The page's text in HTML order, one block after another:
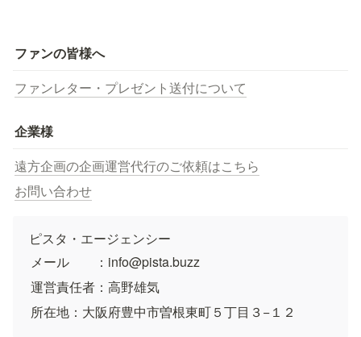
ファンの皆様へ
ファンレター・プレゼント送付について
企業様
遠方企画の企画運営代行のご依頼はこちら
お問い合わせ
ピスタ・エージェンシー
メール　　：info@pista.buzz
運営責任者：高野雄気
所在地：大阪府豊中市曽根東町５丁目３−１２